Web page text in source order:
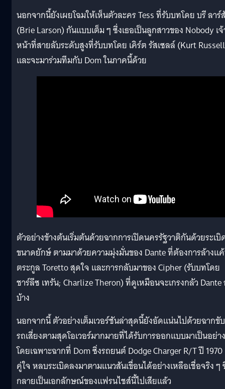
นอกจากนี้ยังเผยโฉมให้เห็นตัวละคร Tess ที่รับบทโดย บรี ลาร์
(Brie Larson) กันแบบเต็ม ๆ ซึ่งเธอเป็นลูกสาวของ Nobody เ
หน้าที่สายลับระดับสูงที่รับบทโดย เคิร์ต รัสเซลล์ (Kurt
และจะมาร่วมทีมกับ Dom ในภาคนี้ด้วย
ตัวอย่างข้างต้นเริ่มต้นด้วยฉากการเปิดนครรัฐวาติกันด้วยระเบิ
ขนาดยักษ์ ตามมาด้วยความมุ่งมั่นของ Dante ที่ต้องการล้างแ
ตระกูล Toretto สุดใจ และการกลับมาของ Cipher (รับบทโดย
ชาร์ลีซ เทรัน; Charlize Theron) ที่ดูเหมือนจะเกรงกลัว Dante
บ้าง
นอกจากนี้ ตัวอย่างเต็มเวอร์ชันล่าสุดนี้ยังอัดแน่นไปด้วยฉากขับ
รถเสี่ยงตามสุดโอเวอร์มากมายที่ได้รับการออกแบบมาเป็นอย่า
โดยเฉพาะฉากที่ Dom ซิ่งรถยนต์ Dodge Charger R/T ปี 1970
คู่ใจ หลบระเบิดลงมาตามแนวสันเขื่อนได้อย่างเหลือเชื่อจริง ๆ
กลายเป็นเอกลักษณ์ของแฟรนไชส์นี้ไปเสียแล้ว